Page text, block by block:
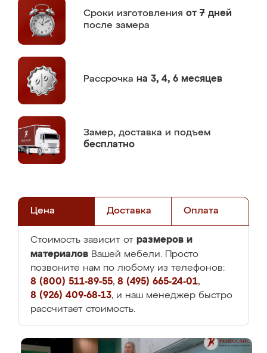
Сроки изготовления от 7 дней
после замера
Рассрочка на 3, 4, 6 месяцев
Замер, доставка и подъем
бесплатно
Цена Доставка Оплата
Стоимость зависит от размеров и
материалов Вашей мебели. Просто
позвоните нам по любому из телефонов:
8 (800) 511-89-55, 8 (495) 665-24-01,
8 (926) 409-68-13, и наш менеджер быстро
рассчитает стоимость.